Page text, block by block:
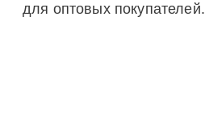
для оптовых покупателей.